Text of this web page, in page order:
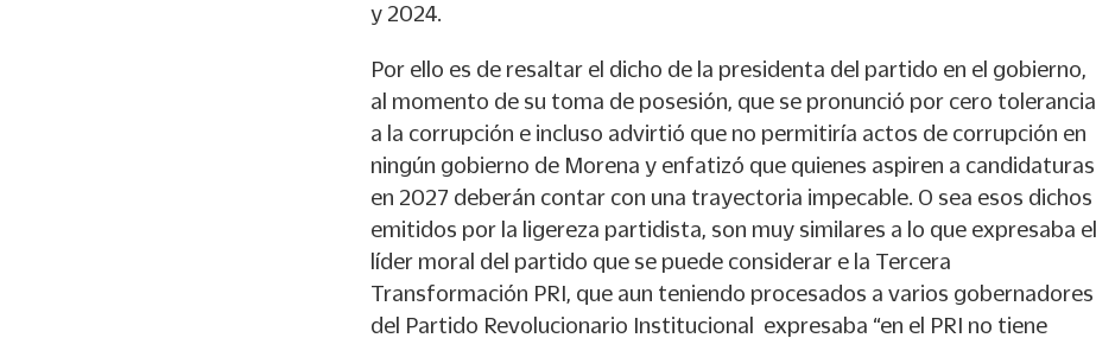
y 2024.
Por ello es de resaltar el dicho de la presidenta del partido en el gobierno,
al momento de su toma de posesión, que se pronunció por cero tolerancia
a la corrupción e incluso advirtió que no permitiría actos de corrupción en
ningún gobierno de Morena y enfatizó que quienes aspiren a candidaturas
en 2027 deberán contar con una trayectoria impecable. O sea esos dichos
emitidos por la ligereza partidista, son muy similares a lo que expresaba el
líder moral del partido que se puede considerar e la Tercera
Transformación PRI, que aun teniendo procesados a varios gobernadores
del Partido Revolucionario Institucional expresaba “en el PRI no tiene